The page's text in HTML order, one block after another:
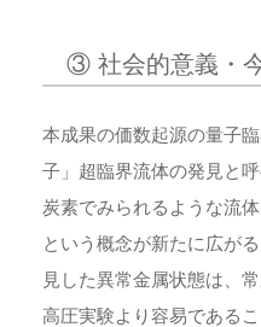
③ 社会的意義・
本成果の価数起源の量子
子」超臨界流体の発見と
炭素でみられるような流
という概念が新たに広が
見した異常金属状態は、
高圧実験より容易である